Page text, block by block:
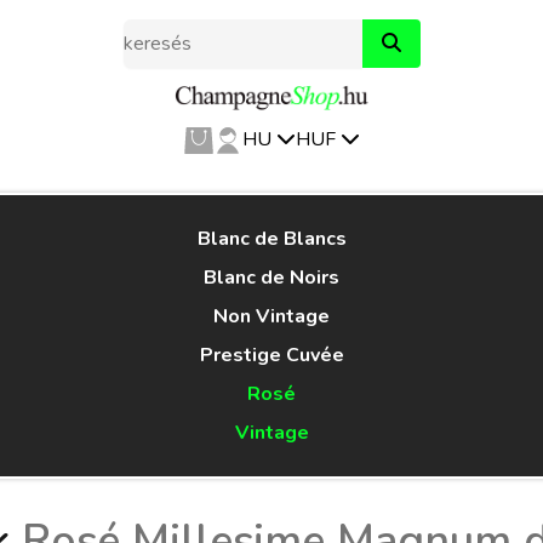
HU HUF
Blanc de Blancs
Blanc de Noirs
Non Vintage
Prestige Cuvée
Rosé
Vintage